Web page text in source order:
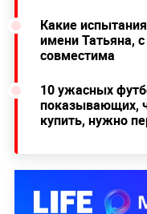
Какие
имени Татьяна,
совместима
10 ужасных
показывающих,
купить, нужно